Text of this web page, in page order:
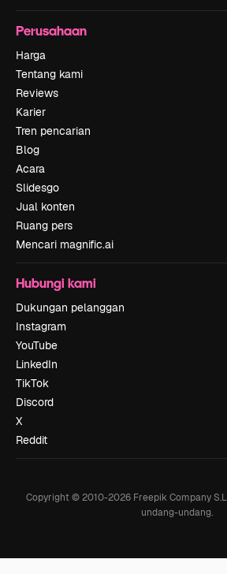
Perusahaan
Harga
Tentang kami
Reviews
Karier
Tren pencarian
Blog
Acara
Slidesgo
Jual konten
Ruang pers
Mencari magnific.ai
Hubungi kami
Dukungan pelanggan
Instagram
YouTube
LinkedIn
TikTok
Discord
X
Reddit
Copyright © 2010-2026 Freepik Company
undang-undang.